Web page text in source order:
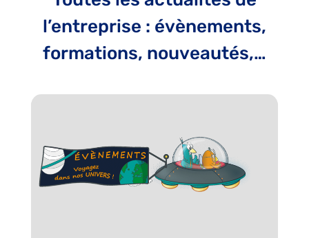
l’entreprise : évènements,
formations, nouveautés,…